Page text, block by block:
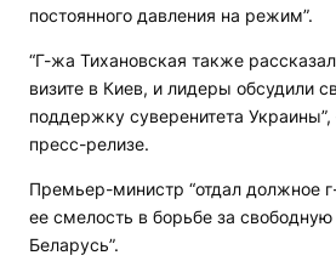
постоянного давления на режим”.
“Г-жа Тихановская также
визите в Киев, и лидеры обсудили
поддержку суверенитета
пресс-релизе.
Премьер-министр “отдал должное
ее смелость в борьбе за
Беларусь”.